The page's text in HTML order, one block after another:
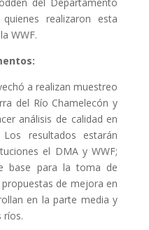
realizaron esta
WWF.
a realizan muestreo
del Río Chamelecón y
análisis de calidad en
Los resultados estarán
el DMA y WWF;
base para la toma de
de mejora en
en la parte media y
ríos.